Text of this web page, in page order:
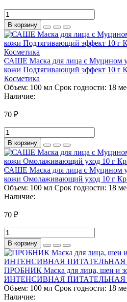
В корзину
САШЕ Маска для лица с Муцином
кожи Подтягивающий эффект 10 г
Косметика
Объем: 100 мл Срок годности: 18
Наличие:
70 ₽
В корзину
САШЕ Маска для лица с Муцином
кожи Омолаживающий уход 10 г
Объем: 100 мл Срок годности: 18
Наличие:
70 ₽
В корзину
ПРОБНИК Маска для лица, шеи и
ИНТЕНСИВНАЯ ПИТАТЕЛЬНАЯ
Объем: 100 мл Срок годности: 18
Наличие: